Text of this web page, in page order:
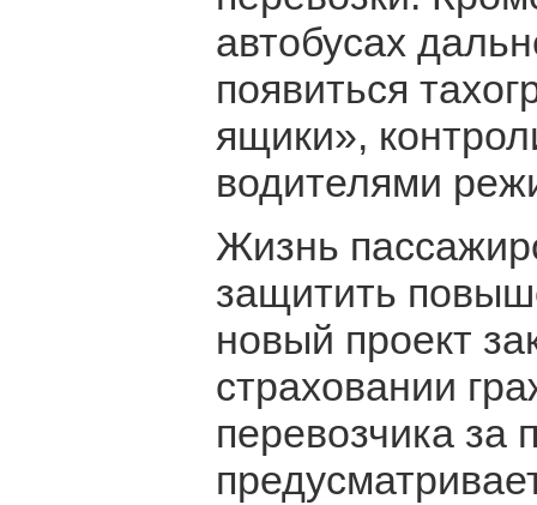
автобусах
появиться
ящики»,
водителями
Жизнь
защитить
новый проект
страховании
перевозчика за